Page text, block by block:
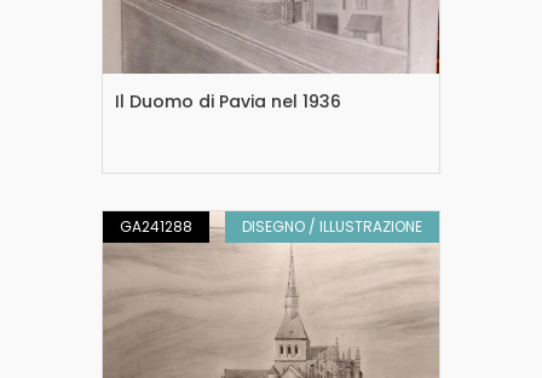
Il Duomo di Pavia nel 1936
GA241288 DISEGNO / ILLUSTRAZIONE